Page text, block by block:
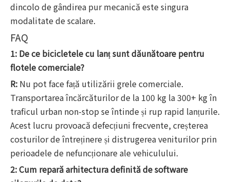
dincolo de gândirea pur mecanică este singura
modalitate de scalare.
FAQ
1: De ce bicicletele cu lanț sunt dăunătoare pentru
flotele comerciale?
R: Nu pot face față utilizării grele comerciale.
Transportarea încărcăturilor de la 100 kg la 300+ kg în
traficul urban non-stop se întinde și rup rapid lanțurile.
Acest lucru provoacă defecțiuni frecvente, creșterea
costurilor de întreținere și distrugerea veniturilor prin
perioadele de nefuncționare ale vehiculului.
2: Cum repară arhitectura definită de software